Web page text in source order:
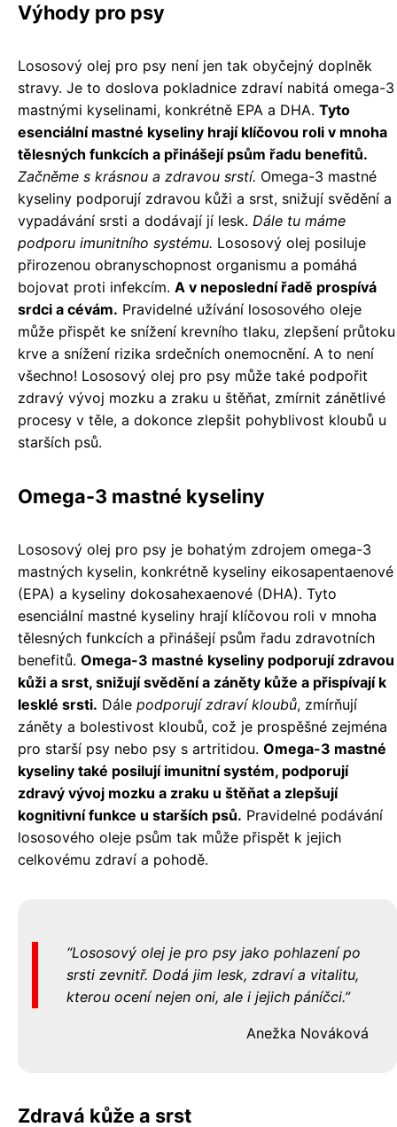
Výhody pro psy
Lososový olej pro psy není jen tak obyčejný doplněk
stravy. Je to doslova pokladnice zdraví nabitá omega-3
mastnými kyselinami, konkrétně EPA a DHA. Tyto
esenciální mastné kyseliny hrají klíčovou roli v mnoha
tělesných funkcích a přinášejí psům řadu benefitů.
Začněme s krásnou a zdravou srstí. Omega-3 mastné
kyseliny podporují zdravou kůži a srst, snižují svědění a
vypadávání srsti a dodávají jí lesk. Dále tu máme
podporu imunitního systému. Lososový olej posiluje
přirozenou obranyschopnost organismu a pomáhá
bojovat proti infekcím. A v neposlední řadě prospívá
srdci a cévám. Pravidelné užívání lososového oleje
může přispět ke snížení krevního tlaku, zlepšení průtoku
krve a snížení rizika srdečních onemocnění. A to není
všechno! Lososový olej pro psy může také podpořit
zdravý vývoj mozku a zraku u štěňat, zmírnit zánětlivé
procesy v těle, a dokonce zlepšit pohyblivost kloubů u
starších psů.
Omega-3 mastné kyseliny
Lososový olej pro psy je bohatým zdrojem omega-3
mastných kyselin, konkrétně kyseliny eikosapentaenové
(EPA) a kyseliny dokosahexaenové (DHA). Tyto
esenciální mastné kyseliny hrají klíčovou roli v mnoha
tělesných funkcích a přinášejí psům řadu zdravotních
benefitů. Omega-3 mastné kyseliny podporují zdravou
kůži a srst, snižují svědění a záněty kůže a přispívají k
lesklé srsti. Dále podporují zdraví kloubů, zmírňují
záněty a bolestivost kloubů, což je prospěšné zejména
pro starší psy nebo psy s artritidou. Omega-3 mastné
kyseliny také posilují imunitní systém, podporují
zdravý vývoj mozku a zraku u štěňat a zlepšují
kognitivní funkce u starších psů. Pravidelné podávání
lososového oleje psům tak může přispět k jejich
celkovému zdraví a pohodě.
Lososový olej je pro psy jako pohlazení po
srsti zevnitř. Dodá jim lesk, zdraví a vitalitu,
kterou ocení nejen oni, ale i jejich páníčci.
Anežka Nováková
Zdravá kůže a srst